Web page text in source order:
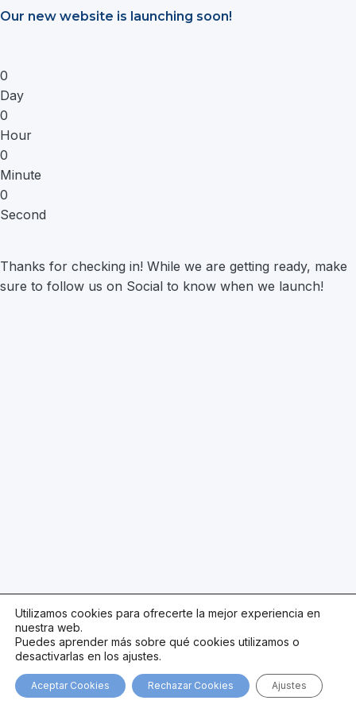
Saltar
Our new website is launching soon!
0
Day
0
Hour
0
Minute
0
Second
Thanks for checking in! While we are getting ready, make
sure to follow us on Social to know when we launch!
Utilizamos cookies para ofrecerte la mejor experiencia en
nuestra web.
Puedes aprender más sobre qué cookies utilizamos o
desactivarlas en los ajustes.
Aceptar Cookies Rechazar Cookies Ajustes